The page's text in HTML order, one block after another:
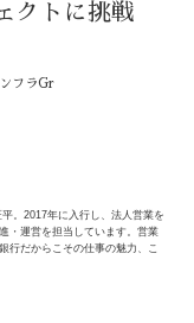
クトに挑戦
フラGr
。2017年に入行し、法人営業を
・運営を担当しています。営業
行だからこその仕事の魅力、こ